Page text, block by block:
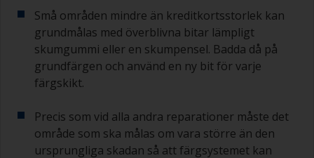
Små områden mindre än kreditkortsstorlek kan
grundmålas med överblivna bitar lämpligt
skumgummi eller en skumpensel. Badda då på
grundfärgen och använd en ny bit för varje
färgskikt.
Precis som vid alla andra reparationer måste det
område som ska målas om vara större än den
ursprungliga skadan så att färgsystemet kan